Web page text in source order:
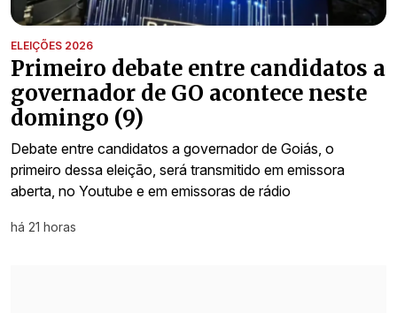
ELEIÇÕES 2026
Primeiro debate entre candidatos a
governador de GO acontece neste
domingo (9)
Debate entre candidatos a governador de Goiás, o
primeiro dessa eleição, será transmitido em emissora
aberta, no Youtube e em emissoras de rádio
há 21 horas